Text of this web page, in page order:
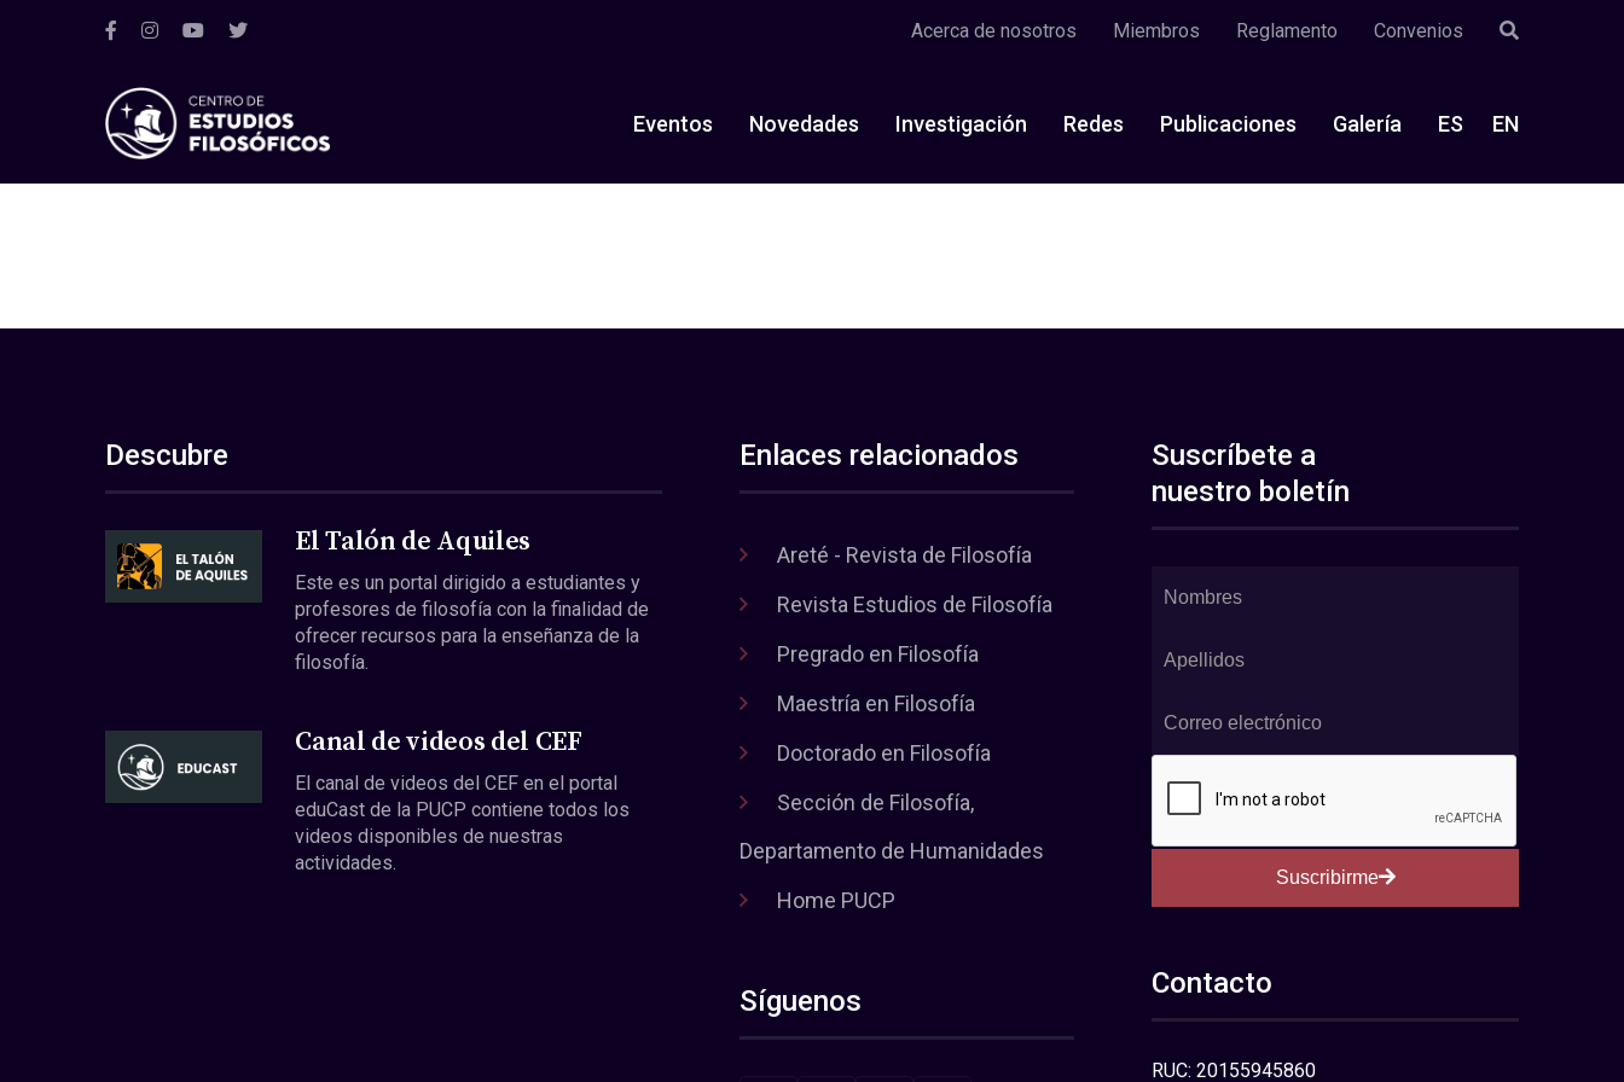
Acerca de nosotros Miembros Reglamento Convenios
Eventos Novedades Investigación Redes Publicaciones Galería ES EN
Descubre
El Talón de Aquiles
Este es un portal dirigido a estudiantes y
profesores de filosofía con la finalidad de
ofrecer recursos para la enseñanza de la
filosofía.
Canal de videos del CEF
El canal de videos del CEF en el portal
eduCast de la PUCP contiene todos los
videos disponibles de nuestras
actividades.
Enlaces relacionados
Areté - Revista de Filosofía
Revista Estudios de Filosofía
Pregrado en Filosofía
Maestría en Filosofía
Doctorado en Filosofía
Sección de Filosofía,
Departamento de Humanidades
Home PUCP
Síguenos
Suscríbete a
nuestro boletín
Suscribirme
Contacto
RUC: 20155945860